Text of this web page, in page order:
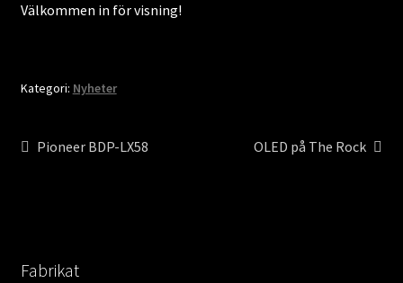
Välkommen in för visning!
Kategori: Nyheter
Inläggsnavigering
Föregående
Pioneer BDP-LX58
Nästa
OLED på The Rock
Fabrikat